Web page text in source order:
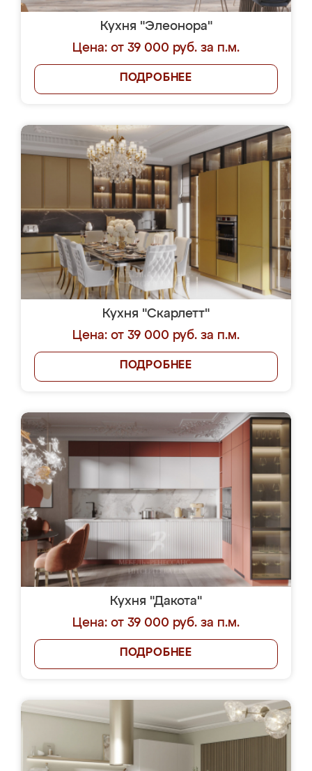
Кухня "Элеонора"
Цена: от 39 000 руб. за п.м.
ПОДРОБНЕЕ
Кухня "Скарлетт"
Цена: от 39 000 руб. за п.м.
ПОДРОБНЕЕ
Кухня "Дакота"
Цена: от 39 000 руб. за п.м.
ПОДРОБНЕЕ